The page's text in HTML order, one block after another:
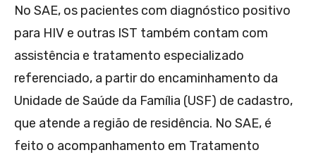
No SAE, os pacientes com diagnóstico positivo
para HIV e outras IST também contam com
assistência e tratamento especializado
referenciado, a partir do encaminhamento da
Unidade de Saúde da Família (USF) de cadastro,
que atende a região de residência. No SAE, é
feito o acompanhamento em Tratamento